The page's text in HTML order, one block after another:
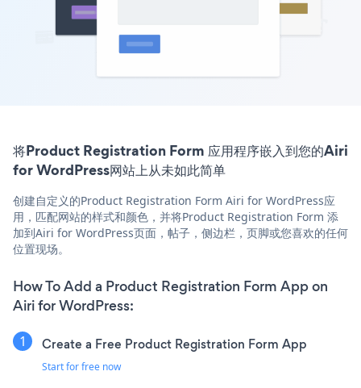
将Product Registration Form 应用程序嵌入到您的Airi
for WordPress网站上从未如此简单
创建自定义的Product Registration Form Airi for WordPress应
用，匹配网站的样式和颜色，并将Product Registration Form 添
加到Airi for WordPress页面，帖子，侧边栏，页脚或您喜欢的任何
位置现场。
How To Add a Product Registration Form App on
Airi for WordPress:
Create a Free Product Registration Form App
Start for free now